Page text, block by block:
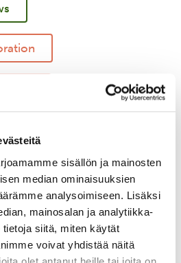
sisällön ja mainosten
median ominaisuuksien
analysoimiseen. Lisäksi
mainosalan ja analytiikka-
siitä, miten käytät
voivat yhdistää näitä
Protection